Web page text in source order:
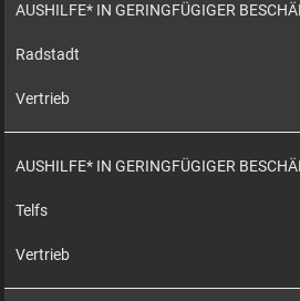
AUSHILFE* IN GERINGFÜGIGER
Radstadt
Vertrieb
AUSHILFE* IN GERINGFÜGIGER
Telfs
Vertrieb